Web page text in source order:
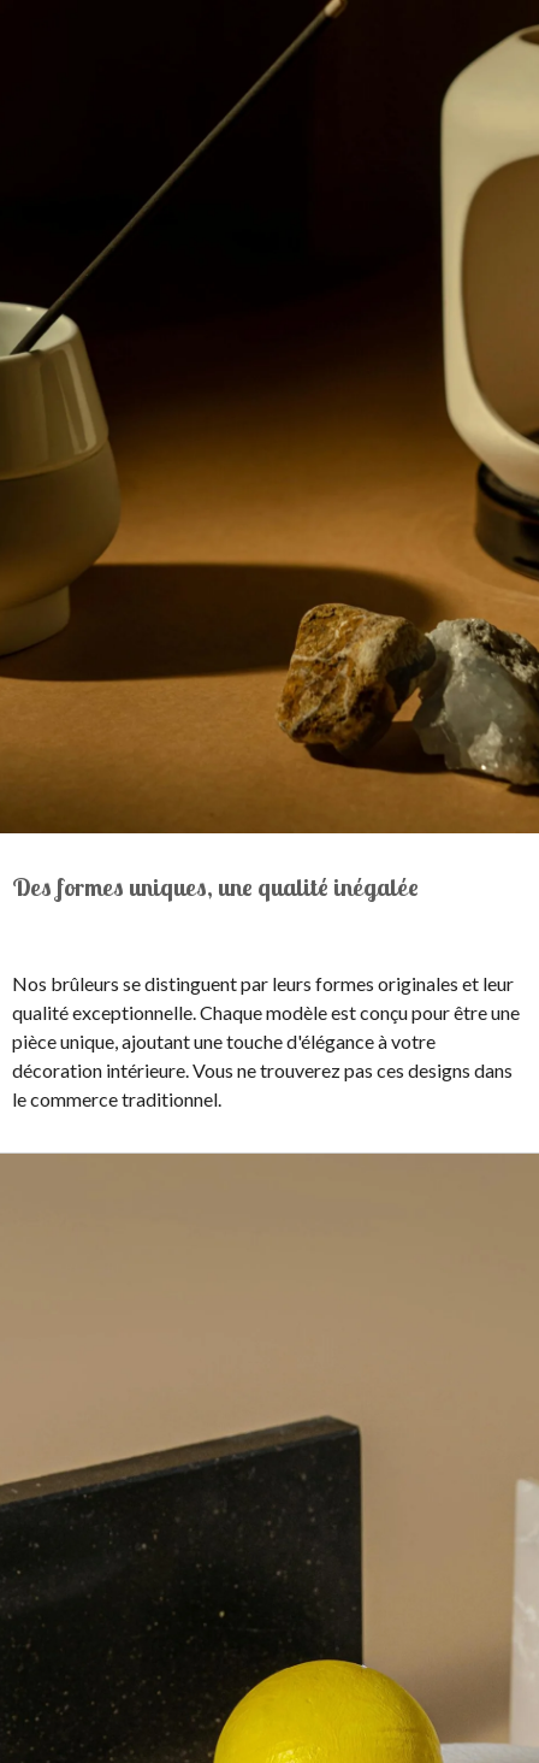
Des formes uniques, une qualité inégalée
Nos brûleurs se distinguent par leurs formes originales et leur
qualité exceptionnelle. Chaque modèle est conçu pour être une
pièce unique, ajoutant une touche d'élégance à votre
décoration intérieure. Vous ne trouverez pas ces designs dans
le commerce traditionnel.